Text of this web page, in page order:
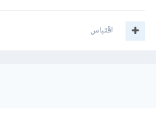
بكثرة و محاولة إنجازها بينك و
وجدت انك قادر على إنجاز
اقتباس